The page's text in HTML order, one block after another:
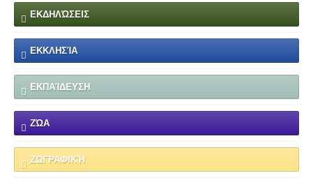
ΕΚΔΗΛΏΣΕΙΣ
ΕΚΚΛΗΣΊΑ
ΕΚΠΑΊΔΕΥΣΗ
ΖΏΑ
ΖΩΓΡΑΦΙΚΉ